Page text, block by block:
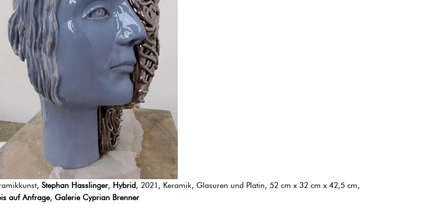
Stephan Hasslinger, Hybrid, 2021, Keramik, Glasuren und Platin, 52 cm x 32 cm x 42,5 cm,
auf Anfrage, Galerie Cyprian Brenner